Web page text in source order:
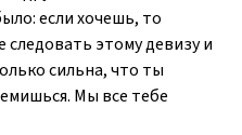
если хочешь, то
этому девизу и
сильна, что ты
Мы все тебе